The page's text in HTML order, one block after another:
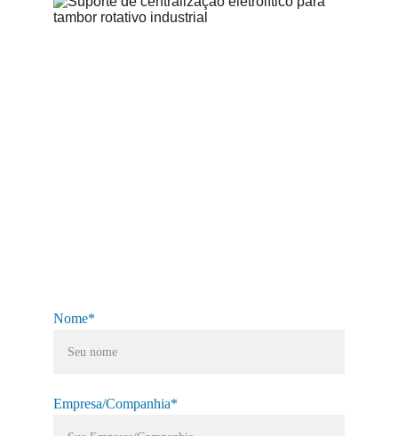
Nome*
Empresa/Companhia*